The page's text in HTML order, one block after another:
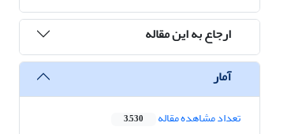
ارجاع به این مقاله
آمار
تعداد مشاهده مقاله 3,530